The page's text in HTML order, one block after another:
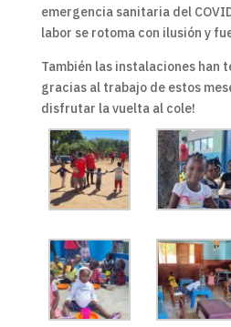
emergencia sanitaria del
labor se rotoma con ilusión y
También las instalaciones han
gracias al trabajo de estos
disfrutar la vuelta al cole!